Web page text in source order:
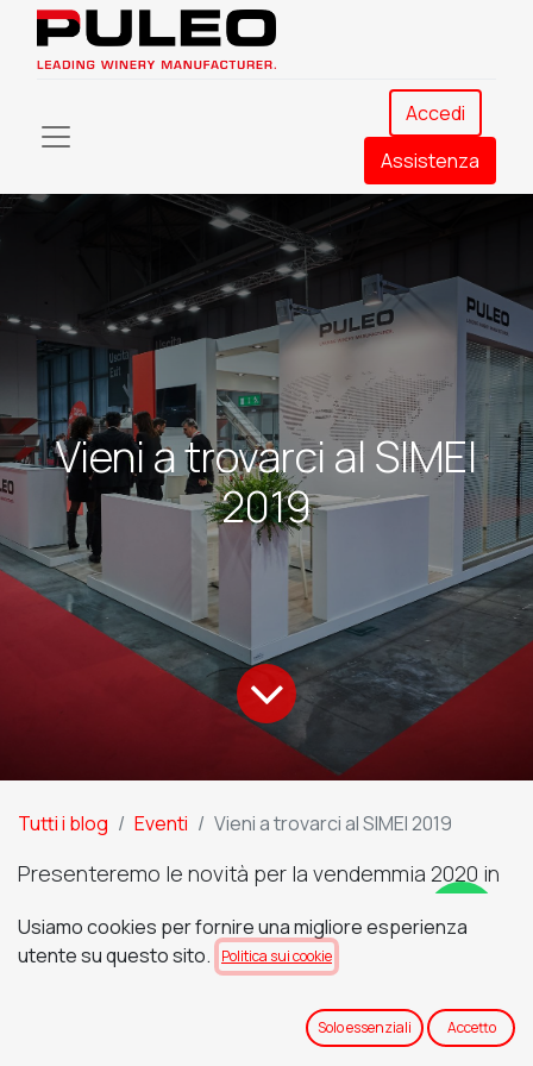
Accedi
Assistenza​
Vieni a trovarci al SIMEI
2019
Tutti i blog Eventi Vieni a trovarci al SIMEI 2019
Presenteremo le novità per la vendemmia 2020 in
Internazionale delle Macchine per l’Enologia e
l’Imbottigliamento, che si terrà a Milano dal 19 al 22
Usiamo cookies per fornire una migliore esperienza
utente su questo sito.
Politica sui cookie
Solo essenziali Accetto